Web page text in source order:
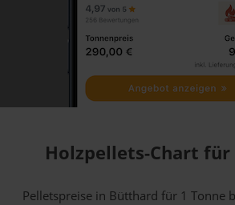
Holzpellets-Chart
Pelletspreise in Bütthard für 1 Tonne